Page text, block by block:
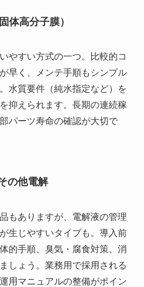
体高分子膜）
やすい方式の一つ。比較的コ
早く、メンテ手順もシンプル
水質要件（純水指定など）を
抑えられます。長期の連続稼
パーツ寿命の確認が大切で
の他電解
もありますが、電解液の管理
生じやすいタイプも。導入前
的手順、臭気・腐食対策、消
しょう。業務用で採用される
用マニュアルの整備がポイン